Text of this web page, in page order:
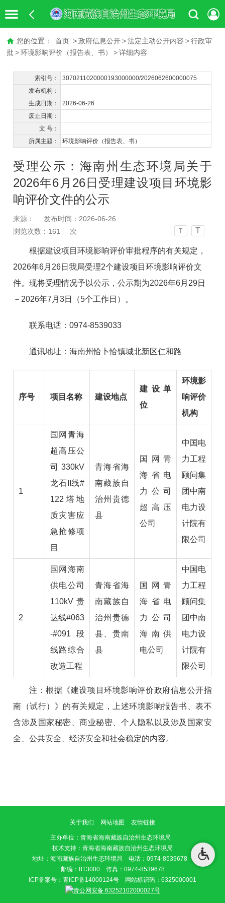
您的位置： 首页 > 政府信息公开 > 法定主动公开内容 > 行政审
批 > 环境影响评价（报告表、书） > 详细内容
索引号：
3070211020000193000000/2026062600000075
发布机构：
生成日期：
2026-06-26
废止日期：
文 号：
所属主题：
环境影响评价（报告表、书）
受理公示：海南州生态环境局关于
2026年6月26日受理建设项目环境影
响评价文件的公示
来源：
发布时间：2026-06-26
浏览次数： 161 次 T T
根据建设项目环境影响评价审批程序的有关规定，
2026年6月26日我局受理2个建设项目环境影响评价文
件。现将受理情况予以公示，公示期为2026年6月29日
－2026年7月3日（5个工作日）。
联系电话：0974-8539033
通讯地址：海南州恰卜恰镇城北新区仁和路
序号 项目名称 建设地点
建设单
位
环境影
响评价
机构
1
国网青海
超高压公
司330kV
龙石II线#
122塔地
质灾害应
急抢修项
目
青海省海
南藏族自
治州贵德
县
国网青
海省电
力公司
超高压
公司
中国电
力工程
顾问集
团中南
电力设
计院有
限公司
2
国网海南
供电公司
110kV贵
达线#063
-#091段
线路综合
改造工程
青海省海
南藏族自
治州贵德
县、贵南
县
国网青
海省电
力公司
海南供
电公司
中国电
力工程
顾问集
团中南
电力设
计院有
限公司
注：根据《建设项目环境影响评价政府信息公开指
南（试行）》的有关规定，上述环境影响报告书、表不
含涉及国家秘密、商业秘密、个人隐私以及涉及国家安
全、公共安全、经济安全和社会稳定的内容。
关于我们 网站地图 友情链接
主办单位 ：青海省海南藏族自治州生态环境局
技术支持：青海省海南藏族自治州生态环境局
地址：海南藏族自治州生态环境局 电话：0974-8539678
邮编：813000 传真：0974-8539678
ICP备案号： 青ICP备14000124号 网站标识码：6325000001
青公网安备 63252102000027号